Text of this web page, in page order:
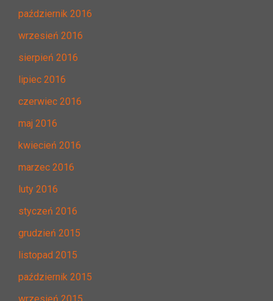
październik 2016
wrzesień 2016
sierpień 2016
lipiec 2016
czerwiec 2016
maj 2016
kwiecień 2016
marzec 2016
luty 2016
styczeń 2016
grudzień 2015
listopad 2015
październik 2015